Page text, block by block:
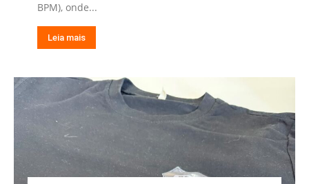
BPM), onde...
Leia mais